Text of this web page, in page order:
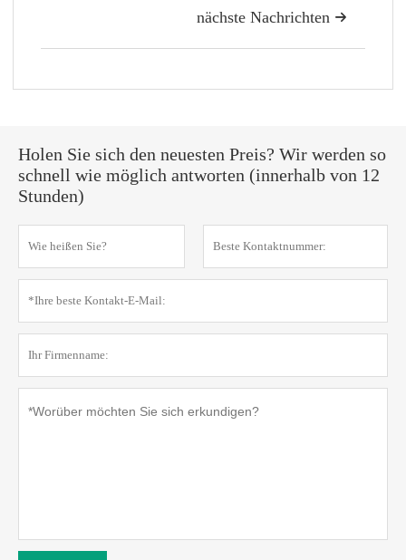

nächste Nachrichten
Holen Sie sich den neuesten Preis? Wir werden so
schnell wie möglich antworten (innerhalb von 12
Stunden)